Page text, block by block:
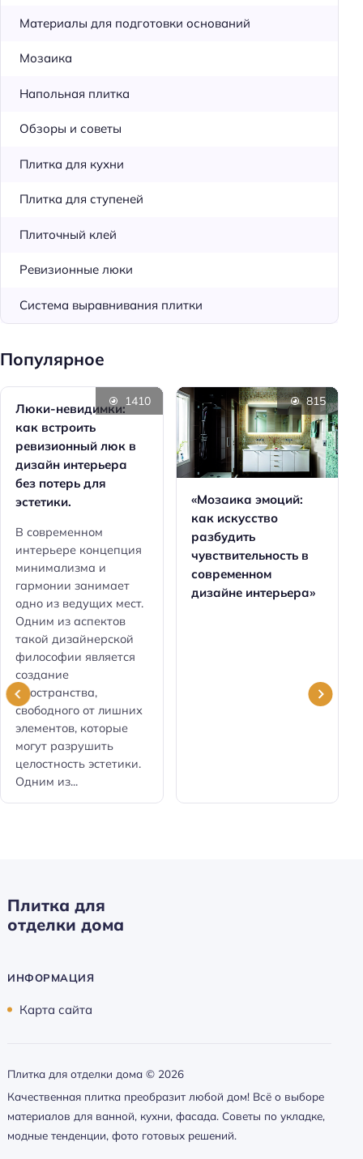
Материалы для подготовки оснований
Мозаика
Напольная плитка
Обзоры и советы
Плитка для кухни
Плитка для ступеней
Плиточный клей
Ревизионные люки
Система выравнивания плитки
Популярное
Люки-невидимки:
как встроить
ревизионный люк в
дизайн интерьера
без потерь для
эстетики.
В современном
интерьере концепция
минимализма и
гармонии занимает
одно из ведущих мест.
Одним из аспектов
такой дизайнерской
философии является
создание
пространства,
свободного от лишних
элементов, которые
могут разрушить
целостность эстетики.
Одним из...
1410
«Мозаика эмоций:
как искусство
разбудить
чувствительность в
современном
дизайне интерьера»
815
Плитка для
отделки дома
ИНФОРМАЦИЯ
Карта сайта
Плитка для отделки дома © 2026
Качественная плитка преобразит любой дом! Всё о выборе
материалов для ванной, кухни, фасада. Советы по укладке,
модные тенденции, фото готовых решений.